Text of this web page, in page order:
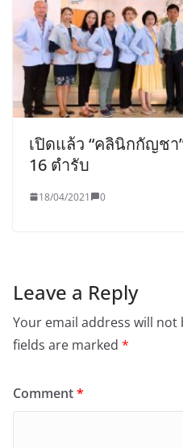
เปิดแล้ว “คลินิกกัญชา
16 ตำรับ
18/04/2021 0
Leave a Reply
Your email address will not
fields are marked *
Comment*